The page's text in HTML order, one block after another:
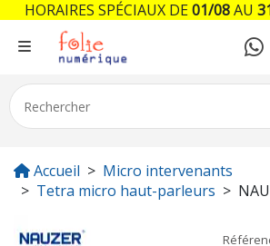
Accueil
Micro intervenants
Tetra micro haut-parleurs
HORAIRES SPÉCIAUX DE01/08AU